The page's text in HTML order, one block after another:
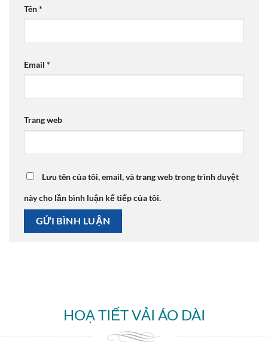
Tên*
Email *
Trang web
Lưu tên của tôi, email, và trang web trong trình duyệt
này cho lần bình luận kế tiếp của tôi.
HOẠ TIẾT VẢI ÁO DÀI